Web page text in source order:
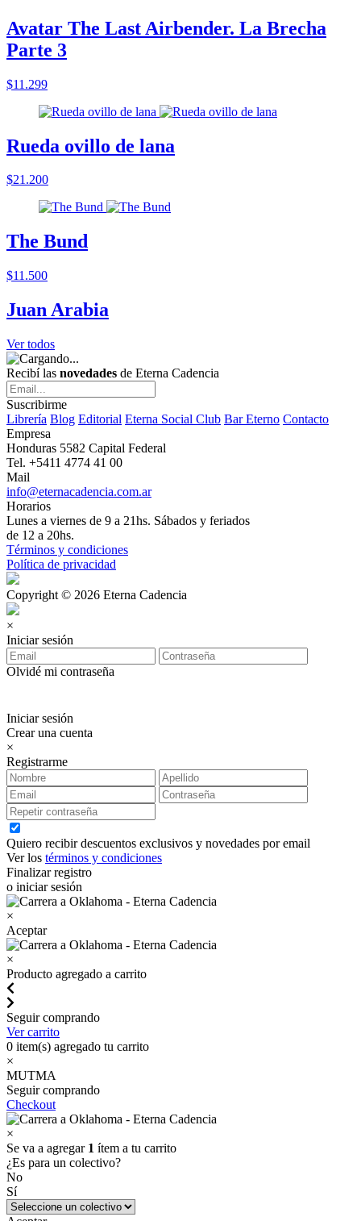
Avatar The Last Airbender. La Brecha
Parte 3
$11.299
Rueda ovillo de lana
$21.200
The Bund
$11.500
Juan Arabia
Ver todos
Recibí las novedades de Eterna Cadencia
Suscribirme
Librería Blog Editorial Eterna Social Club Bar Eterno Contacto
Empresa
Honduras 5582 Capital Federal
Tel. +5411 4774 41 00
Mail
info@eternacadencia.com.ar
Horarios
Lunes a viernes de 9 a 21hs. Sábados y feriados
de 12 a 20hs.
Términos y condiciones
Política de privacidad
Copyright © 2026 Eterna Cadencia
×
Iniciar sesión
Olvidé mi contraseña
Iniciar sesión
Crear una cuenta
×
Registrarme
Quiero recibir descuentos exclusivos y novedades por email
Ver los términos y condiciones
Finalizar registro
o iniciar sesión
×
Aceptar
×
Producto agregado a carrito
Seguir comprando
Ver carrito
0 item(s) agregado tu carrito
×
MUTMA
Seguir comprando
Checkout
×
Se va a agregar 1 ítem a tu carrito
¿Es para un colectivo?
No
Sí